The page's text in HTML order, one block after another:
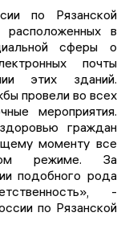
по Рязанской
в
сферы о
почты
этих зданий.
провели во всех
мероприятия.
граждан
моменту все
режиме. За
подобного рода
-
по Рязанской